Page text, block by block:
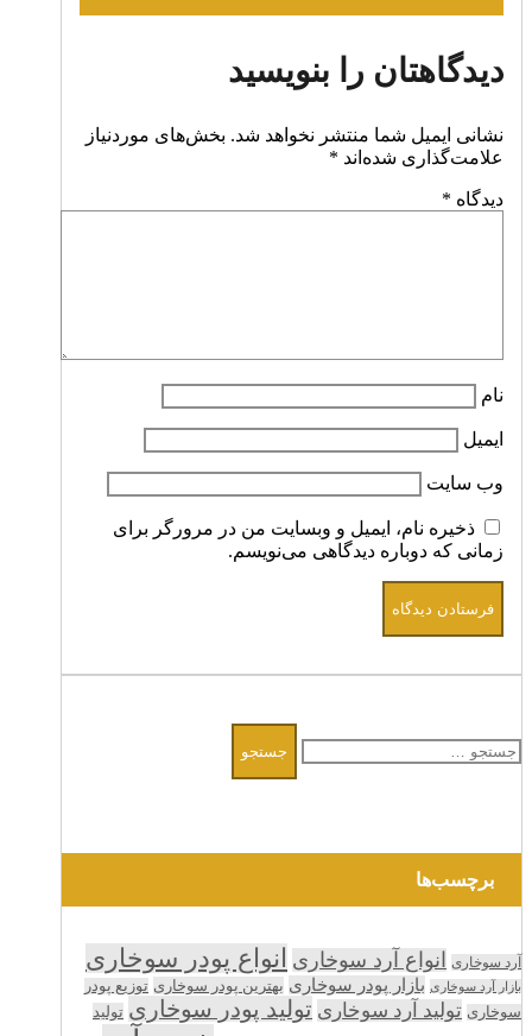
دیدگاهتان را بنویسید
نشانی ایمیل شما منتشر نخواهد شد. بخش‌های موردنیاز
علامت‌گذاری شده‌اند *
دیدگاه *
نام
ایمیل
وب‌ سایت
ذخیره نام، ایمیل و وبسایت من در مرورگر برای
زمانی که دوباره دیدگاهی می‌نویسم.
برای:
برچسب‌ها
آرد سوخاری انواع آرد سوخاری انواع پودر سوخاری
بازار آرد سوخاری بازار پودر سوخاری بهترین پودر سوخاری توزیع پودر
سوخاری تولید آرد سوخاری تولید پودر سوخاری تولید